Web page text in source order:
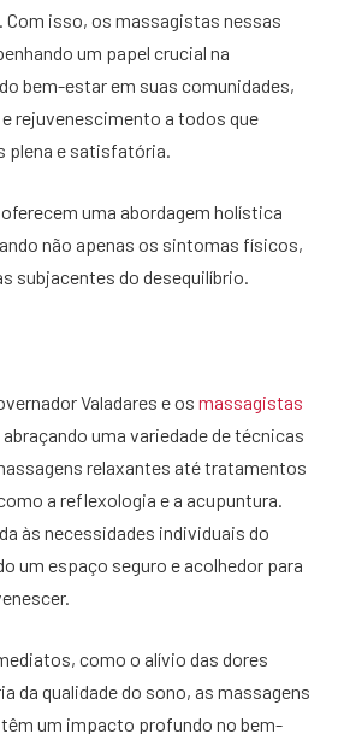
Com isso, os massagistas nessas
um papel crucial na
bem-estar em suas comunidades,
rejuvenescimento a todos que
plena e satisfatória.
uma abordagem holística
não apenas os sintomas físicos,
subjacentes do desequilíbrio.
Valadares e os massagistas
uma variedade de técnicas
relaxantes até tratamentos
a reflexologia e a acupuntura.
às necessidades individuais do
um espaço seguro e acolhedor para
como o alívio das dores
da qualidade do sono, as massagens
um impacto profundo no bem-